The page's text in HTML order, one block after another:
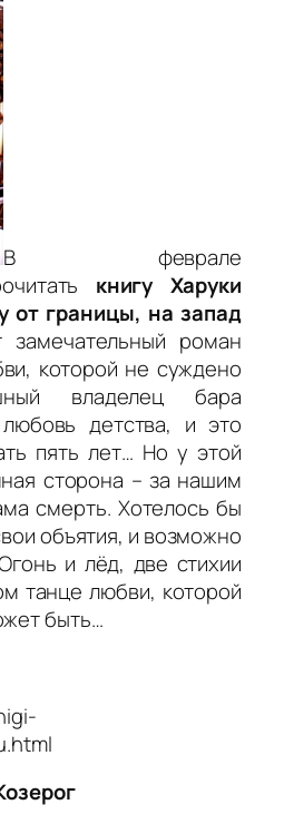
В феврале
книгу Харуки
от границы, на запад
замечательный роман
которой не суждено
владелец бара
детства, и это
пять лет… Но у этой
сторона – за нашим
смерть. Хотелось бы
объятия, и возможно
и лёд, две стихии
танце любви, которой
быть…